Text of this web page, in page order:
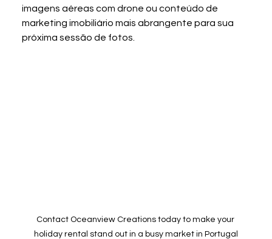
imagens aéreas com drone ou conteúdo de
marketing imobiliário mais abrangente para sua
próxima sessão de fotos.
Contact Oceanview Creations today to make your
holiday rental stand out in a busy market in Portugal